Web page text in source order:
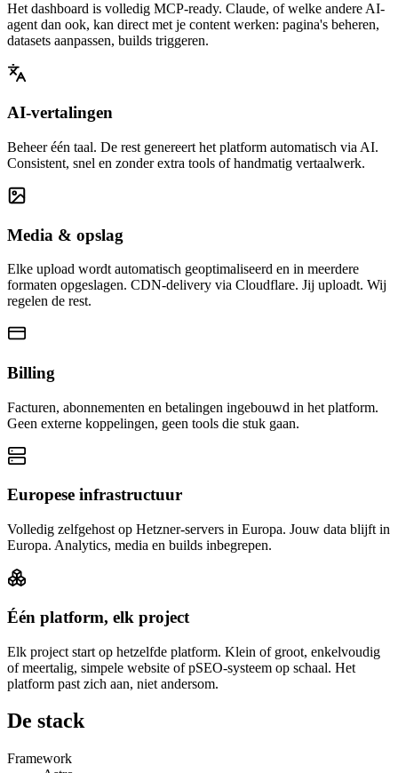
Het dashboard is volledig MCP-ready. Claude, of welke andere AI-
agent dan ook, kan direct met je content werken: pagina's beheren,
datasets aanpassen, builds triggeren.
AI-vertalingen
Beheer één taal. De rest genereert het platform automatisch via AI.
Consistent, snel en zonder extra tools of handmatig vertaalwerk.
Media & opslag
Elke upload wordt automatisch geoptimaliseerd en in meerdere
formaten opgeslagen. CDN-delivery via Cloudflare. Jij uploadt. Wij
regelen de rest.
Billing
Facturen, abonnementen en betalingen ingebouwd in het platform.
Geen externe koppelingen, geen tools die stuk gaan.
Europese infrastructuur
Volledig zelfgehost op Hetzner-servers in Europa. Jouw data blijft in
Europa. Analytics, media en builds inbegrepen.
Één platform, elk project
Elk project start op hetzelfde platform. Klein of groot, enkelvoudig
of meertalig, simpele website of pSEO-systeem op schaal. Het
platform past zich aan, niet andersom.
De stack
Framework